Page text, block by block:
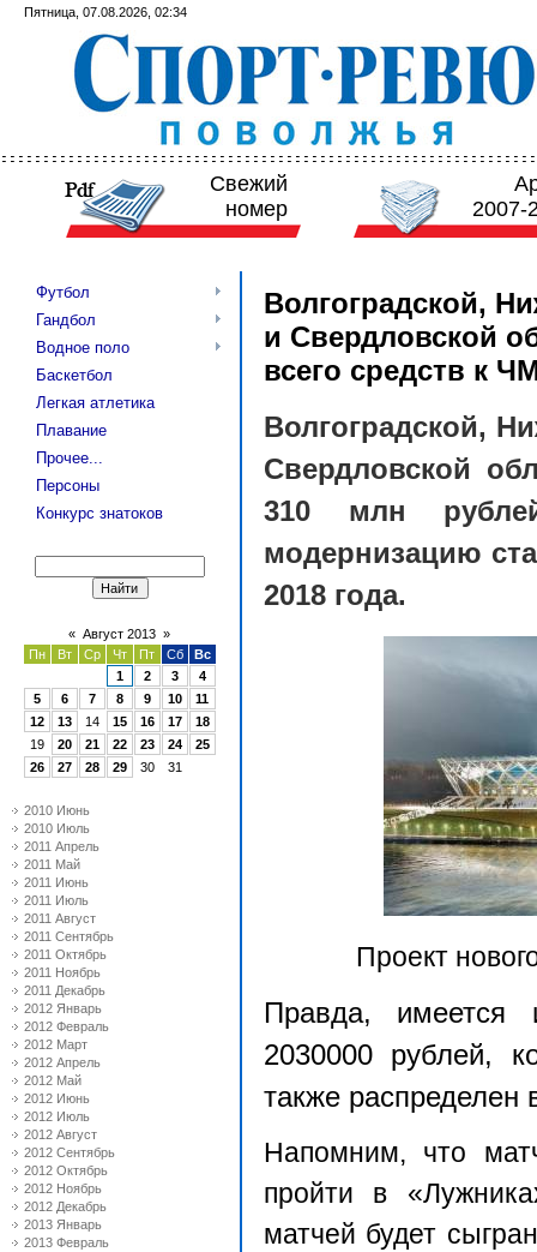
Пятница, 07.08.2026, 02:34
Свежий
номер
2007-
Футбол
Гандбол
Водное поло
Баскетбол
Легкая атлетика
Плавание
Прочее...
Персоны
Конкурс знатоков
« Август 2013 »
Пн
Вт Ср Чт Пт Сб
Вс
1
2 3
4
5
6 7 8 9 10
11
12
13 14 15 16 17
18
19
20 21 22 23 24
25
26
27 28 29 30 31
2010 Июнь
2010 Июль
2011 Апрель
2011 Май
2011 Июнь
2011 Июль
2011 Август
2011 Сентябрь
2011 Октябрь
2011 Ноябрь
2011 Декабрь
2012 Январь
2012 Февраль
2012 Март
2012 Апрель
2012 Май
2012 Июнь
2012 Июль
2012 Август
2012 Сентябрь
2012 Октябрь
2012 Ноябрь
2012 Декабрь
2013 Январь
2013 Февраль
Волгоградской,
и Свердловской
всего средств к
Волгоградской,
Свердловской
310 млн
модернизацию
2018 года.
Проект
Правда, имеется
2030000 рублей,
также распределен
Напомним, что
пройти в
матчей будет